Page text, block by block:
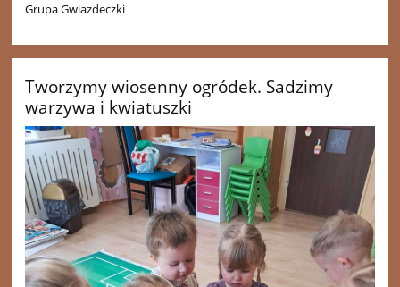
Grupa Gwiazdeczki
Tworzymy wiosenny ogródek. Sadzimy
warzywa i kwiatuszki